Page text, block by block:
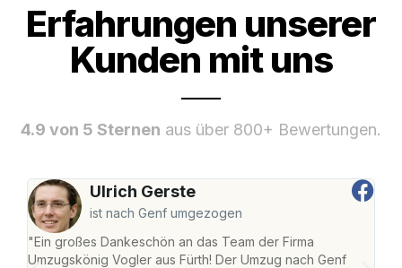
Erfahrungen unserer
Kunden mit uns
4.9 von 5 Sternen aus über 800+ Bewertungen.
Ulrich Gerste
ist nach Genf umgezogen
"Ein großes Dankeschön an das Team der Firma
Umzugskönig Vogler aus Fürth! Der Umzug nach Genf